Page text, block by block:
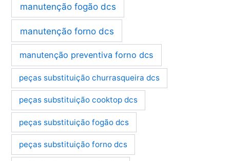
manutenção fogão dcs
manutenção forno dcs
manutenção preventiva forno dcs
peças substituição churrasqueira dcs
peças substituição cooktop dcs
peças substituição fogão dcs
peças substituição forno dcs